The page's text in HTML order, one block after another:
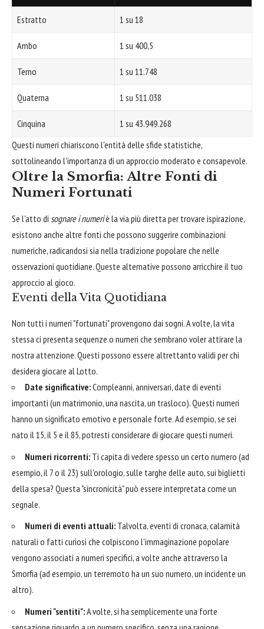
Estratto 1 su 18
Ambo 1 su 400,5
Terno 1 su 11.748
Quaterna 1 su 511.038
Cinquina
1 su 43.949.268
Questi numeri chiariscono l'entità delle sfide statistiche,
sottolineando l'importanza di un approccio moderato e consapevole.
Oltre la Smorfia: Altre Fonti di
Numeri Fortunati
Se l'atto di sognare i numeriè la via più diretta per trovare ispirazione,
esistono anche altre fonti che possono suggerire combinazioni
numeriche, radicandosi sia nella tradizione popolare che nelle
osservazioni quotidiane. Queste alternative possono arricchire il tuo
approccio al gioco.
Eventi della Vita Quotidiana
Non tutti i numeri "fortunati" provengono dai sogni. A volte, la vita
stessa ci presenta sequenze o numeri che sembrano voler attirare la
nostra attenzione. Questi possono essere altrettanto validi per chi
desidera giocare al Lotto.
Date significative:Compleanni, anniversari, date di eventi
importanti (un matrimonio, una nascita, un trasloco). Questi numeri
hanno un significato emotivo e personale forte. Ad esempio, se sei
nato il 15, il 5 e il 85, potresti considerare di giocare questi numeri.
Numeri ricorrenti: Ti capita di vedere spesso un certo numero (ad
esempio, il 7 o il 23) sull'orologio, sulle targhe delle auto, sui biglietti
della spesa? Questa "sincronicità" può essere interpretata come un
segnale.
Numeri di eventi attuali: Talvolta, eventi di cronaca, calamità
naturali o fatti curiosi che colpiscono l'immaginazione popolare
vengono associati a numeri specifici, a volte anche attraverso la
Smorfia (ad esempio, un terremoto ha un suo numero, un incidente un
altro).
Numeri "sentiti":A volte, si ha semplicemente una forte